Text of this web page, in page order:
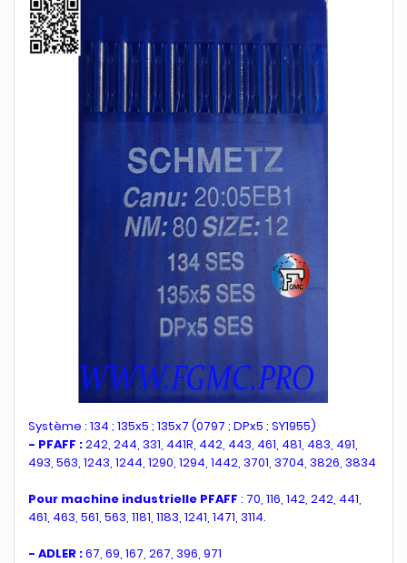
Système : 134 ; 135x5 ; 135x7 (0797 ; DPx5 ; SY1955)
- PFAFF :242, 244, 331, 441R, 442, 443, 461, 481, 483, 491,
493, 563, 1243, 1244, 1290, 1294, 1442, 3701, 3704, 3826, 3834
Pour machine industrielle PFAFF : 70, 116, 142, 242, 441,
461, 463, 561, 563, 1181, 1183, 1241, 1471, 3114.
- ADLER :67, 69, 167, 267, 396, 971